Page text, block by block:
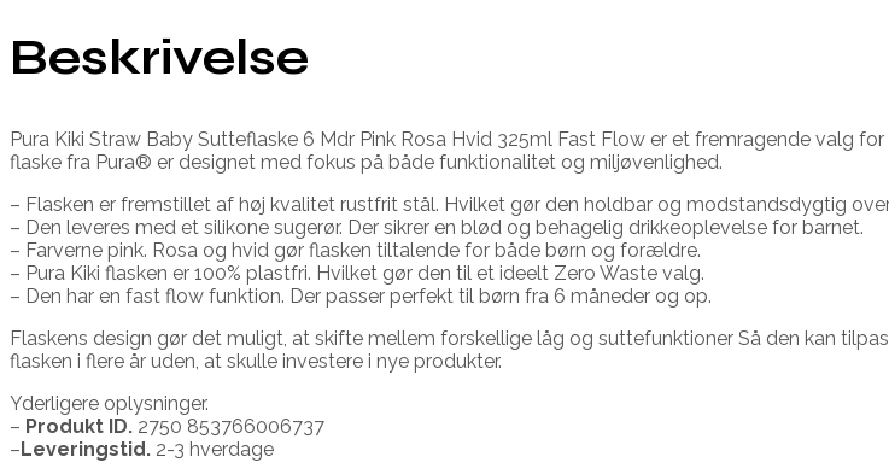
Beskrivelse
Pura Kiki Straw Baby Sutteflaske 6 Mdr Pink Rosa Hvid 325ml Fast Flow er et fremragende valg
flaske fra Pura® er designet med fokus på både funktionalitet og miljøvenlighed.
– Flasken er fremstillet af høj kvalitet rustfrit stål. Hvilket gør den holdbar og modstandsdygtig
– Den leveres med et silikone sugerør. Der sikrer en blød og behagelig drikkeoplevelse for barnet.
– Farverne pink. Rosa og hvid gør flasken tiltalende for både børn og forældre.
– Pura Kiki flasken er 100% plastfri. Hvilket gør den til et ideelt Zero Waste valg.
– Den har en fast flow funktion. Der passer perfekt til børn fra 6 måneder og op.
Flaskens design gør det muligt, at skifte mellem forskellige låg og suttefunktioner Så den kan
flasken i flere år uden, at skulle investere i nye produkter.
Yderligere oplysninger.
– Produkt ID. 2750 853766006737
–Leveringstid. 2-3 hverdage